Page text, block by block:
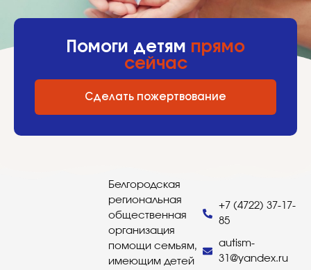
Помоги детям прямо
сейчас
Сделать пожертвование
Белгородская
региональная
общественная
организация
помощи семьям,
имеющим детей
+7 (4722) 37-17-
85
autism-
31@yandex.ru